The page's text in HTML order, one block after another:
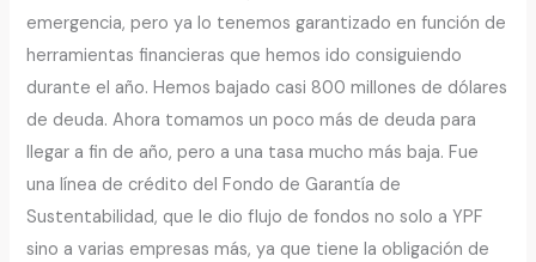
emergencia, pero ya lo tenemos garantizado en función de
herramientas financieras que hemos ido consiguiendo
durante el año. Hemos bajado casi 800 millones de dólares
de deuda. Ahora tomamos un poco más de deuda para
llegar a fin de año, pero a una tasa mucho más baja. Fue
una línea de crédito del Fondo de Garantía de
Sustentabilidad, que le dio flujo de fondos no solo a YPF
sino a varias empresas más, ya que tiene la obligación de